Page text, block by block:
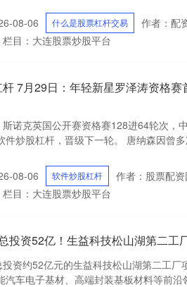
08-06 什么是股票杠杆交易
作者：配
栏目： 大连股票炒股平台
7月29日：年轻新星罗泽涛资格
诺克英国公开赛资格赛128进64轮次，
件炒股杠杆，晋级下一轮。 唐纳森因曾
08-06 软件炒股杠杆
作者：股票配资
栏目： 大连股票炒股平台
投资52亿！生益科技松山湖第二工
资约52亿元的生益科技松山湖第二工
汽车电子基材、高端封装基板材料等前